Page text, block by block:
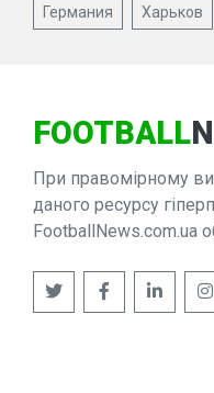
Германия Харьков
FOOTBALL
При правомірному
даного ресурсу
FootballNews.com.ua